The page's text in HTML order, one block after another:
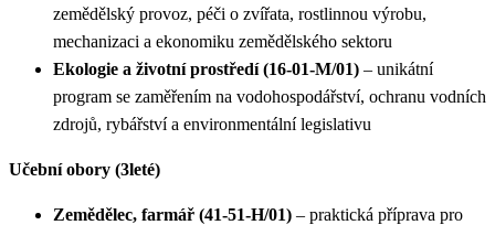
zemědělský provoz, péči o zvířata, rostlinnou výrobu,
mechanizaci a ekonomiku zemědělského sektoru
Ekologie a životní prostředí (16-01-M/01) – unikátní
program se zaměřením na vodohospodářství, ochranu vodních
zdrojů, rybářství a environmentální legislativu
Učební obory (3leté)
Zemědělec, farmář (41-51-H/01) – praktická příprava pro